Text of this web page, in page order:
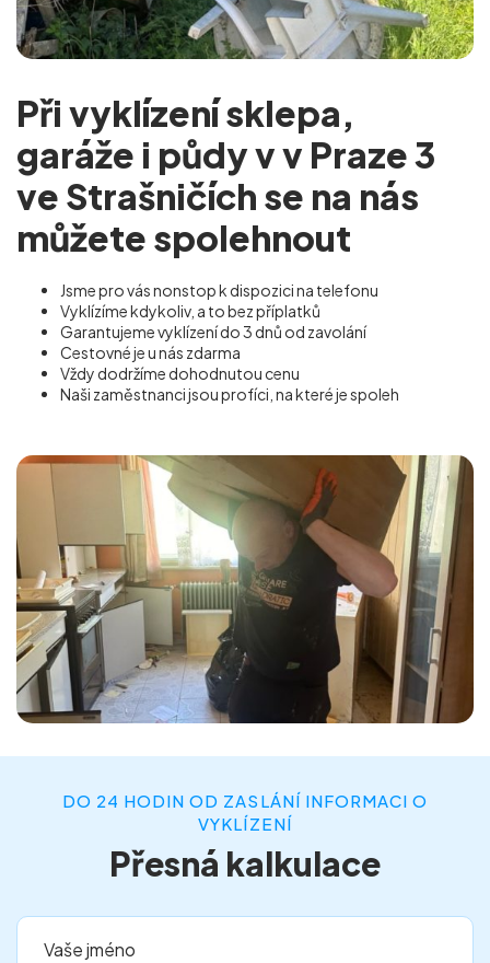
Při vyklízení sklepa,
garáže i půdy v v Praze 3
ve Strašničích se na nás
můžete spolehnout
Jsme pro vás nonstop k dispozici na telefonu
Vyklízíme kdykoliv, a to bez příplatků
Garantujeme vyklízení do 3 dnů od zavolání
Cestovné je u nás zdarma
Vždy dodržíme dohodnutou cenu
Naši zaměstnanci jsou profíci, na které je spoleh
DO 24 HODIN OD ZASLÁNÍ INFORMACI O
VYKLÍZENÍ
Přesná kalkulace
Vaše jméno